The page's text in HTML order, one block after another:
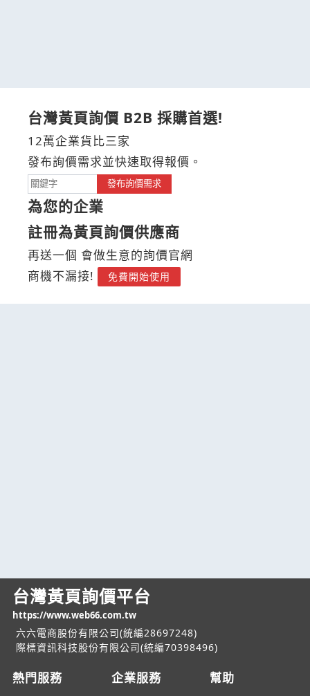
台灣黃頁詢價 B2B 採購首選!
12萬企業貨比三家
發布詢價需求並快速取得報價。
發布詢價需求
為您的企業
註冊為黃頁詢價供應商
再送一個 會做生意的詢價官網
商機不漏接!
免費開始使用
台灣黃頁詢價平台
https://www.web66.com.tw
六六電商股份有限公司(統編28697248)
際標資訊科技股份有限公司(統編70398496)
熱門服務 企業服務 幫助